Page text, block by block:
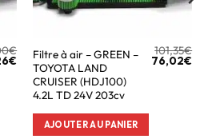
€
€
Filtre à air – GREEN –
TOYOTA LAND
CRUISER (HDJ100)
4.2L TD 24V 203cv
101,35€
76,02€
AJOUTER AU PANIER